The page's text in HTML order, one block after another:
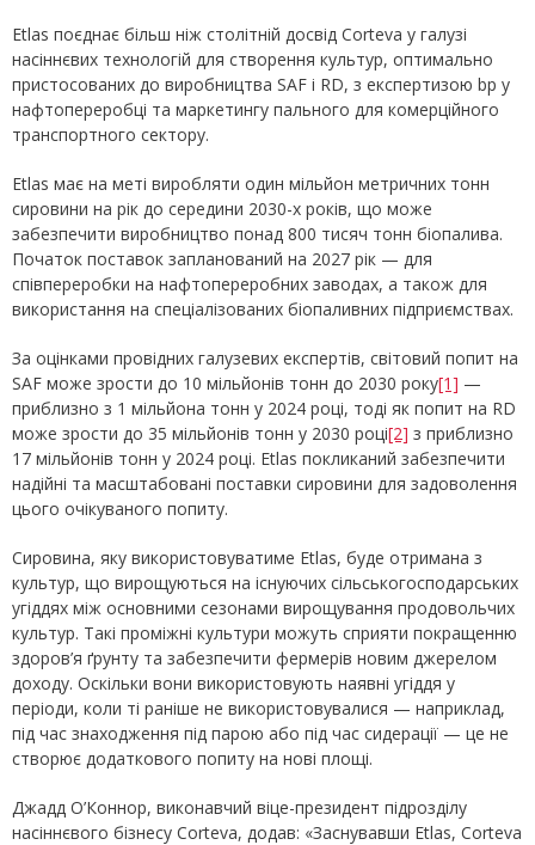
Etlas поєднає більш ніж столітній досвід Corteva у галузі
насіннєвих технологій для створення культур, оптимально
пристосованих до виробництва SAF і RD, з експертизою bp у
нафтопереробці та маркетингу пального для комерційного
транспортного сектору.
Etlas має на меті виробляти один мільйон метричних тонн
сировини на рік до середини 2030-х років, що може
забезпечити виробництво понад 800 тисяч тонн біопалива.
Початок поставок запланований на 2027 рік — для
співпереробки на нафтопереробних заводах, а також для
використання на спеціалізованих біопаливних підприємствах.
За оцінками провідних галузевих експертів, світовий попит на
SAF може зрости до 10 мільйонів тонн до 2030 року[1] —
приблизно з 1 мільйона тонн у 2024 році, тоді як попит на RD
може зрости до 35 мільйонів тонн у 2030 році[2] з приблизно
17 мільйонів тонн у 2024 році. Etlas покликаний забезпечити
надійні та масштабовані поставки сировини для задоволення
цього очікуваного попиту.
Сировина, яку використовуватиме Etlas, буде отримана з
культур, що вирощуються на існуючих сільськогосподарських
угіддях між основними сезонами вирощування продовольчих
культур. Такі проміжні культури можуть сприяти покращенню
здоров’я ґрунту та забезпечити фермерів новим джерелом
доходу. Оскільки вони використовують наявні угіддя у
періоди, коли ті раніше не використовувалися — наприклад,
під час знаходження під парою або під час сидерації — це не
створює додаткового попиту на нові площі.
Джадд О’Коннор, виконавчий віце-президент підрозділу
насіннєвого бізнесу Corteva, додав: «Заснувавши Etlas, Corteva